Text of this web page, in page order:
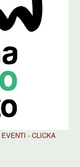
- CLICKA